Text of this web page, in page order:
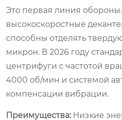
Это первая линия
высокоскоростные
способны отделять
микрон. В 2026 году
центрифуги с частотой
4000 об/мин и системой
компенсации вибрации.
Преимущества: Низкие